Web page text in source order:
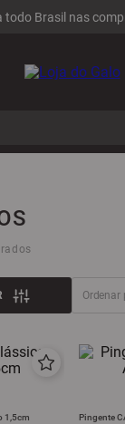
todo Brasil nas
Ordenar
1,5cm Pingente